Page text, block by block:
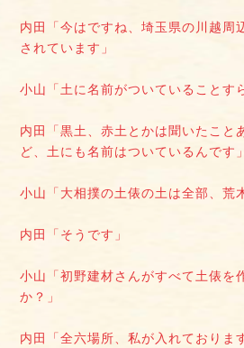
内田「今はですね、埼玉県の川越周
されています」
小山「土に名前がついていることす
内田「黒土、赤土とかは聞いたこと
ど、土にも名前はついているんです」
小山「大相撲の土俵の土は全部、荒
内田「そうです」
小山「初野建材さんがすべて土俵を
か？」
内田「全六場所、私が入れておりま